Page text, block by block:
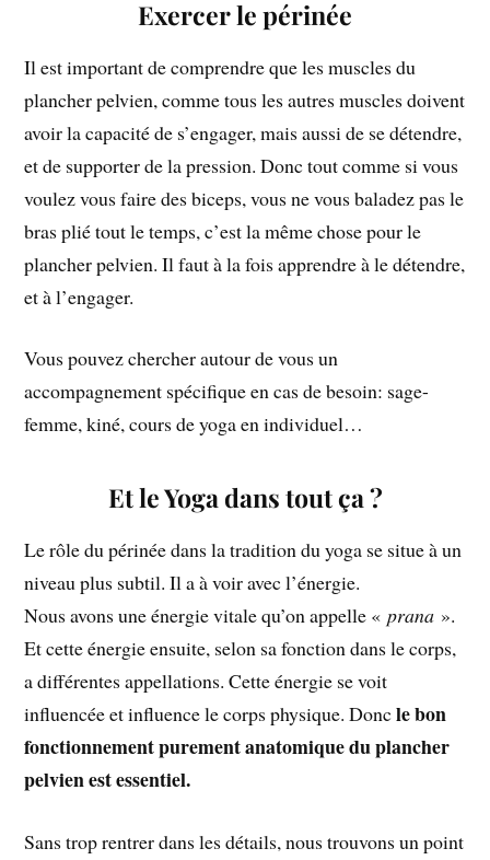
Exercer le périnée
Il est important de comprendre que les muscles du
plancher pelvien, comme tous les autres muscles doivent
avoir la capacité de s’engager, mais aussi de se détendre,
et de supporter de la pression. Donc tout comme si vous
voulez vous faire des biceps, vous ne vous baladez pas le
bras plié tout le temps, c’est la même chose pour le
plancher pelvien. Il faut à la fois apprendre à le détendre,
et à l’engager.
Vous pouvez chercher autour de vous un
accompagnement spécifique en cas de besoin: sage-
femme, kiné, cours de yoga en individuel…
Et le Yoga dans tout ça ?
Le rôle du périnée dans la tradition du yoga se situe à un
niveau plus subtil. Il a à voir avec l’énergie.
Nous avons une énergie vitale qu’on appelle « prana ».
Et cette énergie ensuite, selon sa fonction dans le corps,
a différentes appellations. Cette énergie se voit
influencée et influence le corps physique. Doncle bon
fonctionnement purement anatomique du plancher
pelvien est essentiel.
Sans trop rentrer dans les détails, nous trouvons un point